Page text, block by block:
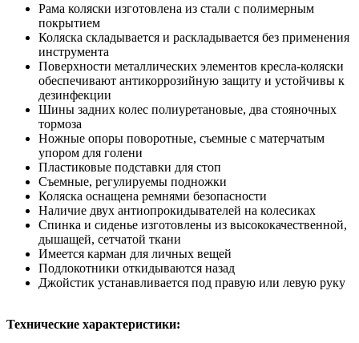
Рама коляски изготовлена из стали с полимерным
покрытием
Коляска складывается и раскладывается без применения
инструмента
Поверхности металлических элементов кресла-коляски
обеспечивают антикоррозийную защиту и устойчивы к
дезинфекции
Шины задних колес полиуретановые, два стояночных
тормоза
Ножные опоры поворотные, съемные с матерчатым
упором для голени
Пластиковые подставки для стоп
Съемные, регулируемы подножки
Коляска оснащена ремнями безопасности
Наличие двух антиопрокидывателей на колесиках
Спинка и сиденье изготовлены из высококачественной,
дышащей, сетчатой ткани
Имеется карман для личных вещей
Подлокотники откидываются назад
Джойстик устанавливается под правую или левую руку
Технические характеристики: